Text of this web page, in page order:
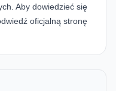
Aby dowiedzieć się
oficjalną stronę